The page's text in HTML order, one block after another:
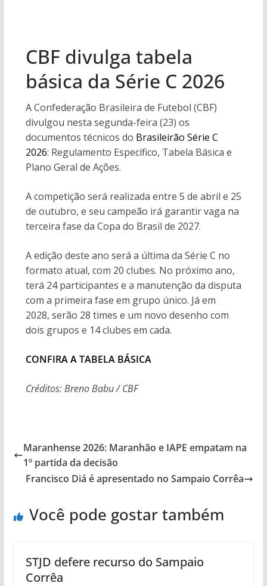
CBF divulga tabela
básica da Série C 2026
A Confederação Brasileira de Futebol (CBF)
divulgou nesta segunda-feira (23) os
documentos técnicos do Brasileirão Série C
2026: Regulamento Específico, Tabela Básica e
Plano Geral de Ações.
A competição será realizada entre 5 de abril e 25
de outubro, e seu campeão irá garantir vaga na
terceira fase da Copa do Brasil de 2027.
A edição deste ano será a última da Série C no
formato atual, com 20 clubes. No próximo ano,
terá 24 participantes e a manutenção da disputa
com a primeira fase em grupo único. Já em
2028, serão 28 times e um novo desenho com
dois grupos e 14 clubes em cada.
CONFIRA A TABELA BÁSICA
Créditos: Breno Babu / CBF
Maranhense 2026: Maranhão e IAPE empatam na
1º partida da decisão
Francisco Diá é apresentado no Sampaio Corrêa
Você pode gostar também
STJD defere recurso do Sampaio
Corrêa